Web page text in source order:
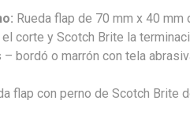
Rueda flap de 70 mm x 40
corte y Scotch Brite la
bordó o marrón con tela
flap con perno de Scotch Brite